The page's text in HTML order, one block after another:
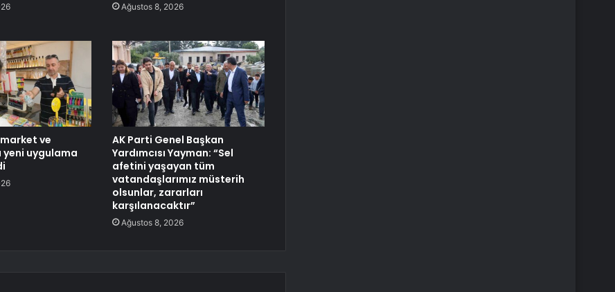
Ağustos 8, 2026
ve
uygulama
AK Parti Genel Başkan
Yardımcısı Yayman: “Sel
afetini yaşayan tüm
vatandaşlarımız müsterih
olsunlar, zararları
karşılanacaktır”
Ağustos 8, 2026